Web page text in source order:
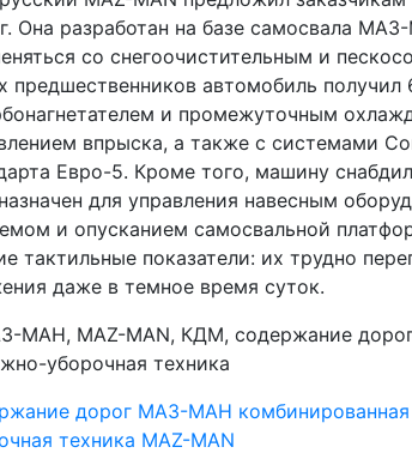
Она разработан на базе самосвала
со снегоочистительным и
предшественников автомобиль
и промежуточным
впрыска, а также с системами
Евро-5. Кроме того, машину
для управления навесным
и опусканием самосвальной
тактильные показатели: их трудно
даже в темное время суток.
дорог МАЗ-МАН
техника MAZ-MAN